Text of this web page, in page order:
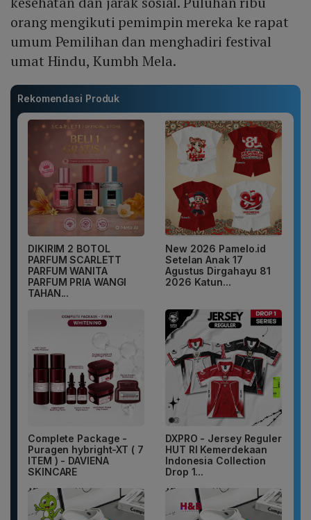
orang mengikuti pemimpin mereka ke rapat
umum Pemilihan dan menghadiri festival
umat Hindu, Kumbh Mela.
Rekomendasi Produk
DIKIRIM 2 BOTOL
PARFUM SCARLETT
PARFUM WANITA
PARFUM PRIA WANGI
TAHAN...
New 2026 Pamelo.id
Setelan Anak 17
Agustus Dirgahayu 81
2026 Katun...
Complete Package -
Puragen hybright-XT ( 7
ITEM ) - DAVIENA
SKINCARE
DXPRO - Jersey Reguler
HUT RI Kemerdekaan
Indonesia Collection
Drop 1...